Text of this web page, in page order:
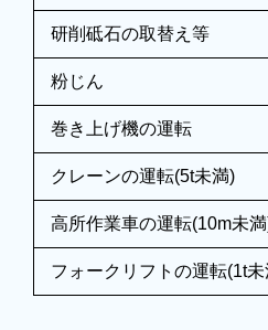
研削砥石の取替え等
粉じん
巻き上げ機の運転
クレーンの運転(5t未満)
高所作業車の運転(10m未
フォークリフトの運転(1t未